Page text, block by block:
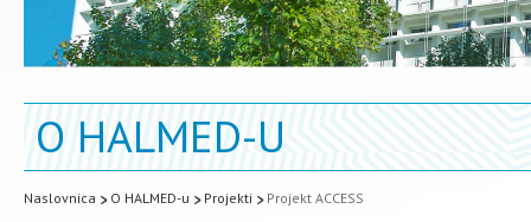
O HALMED-U
Naslovnica O HALMED-u Projekti Projekt ACCESS